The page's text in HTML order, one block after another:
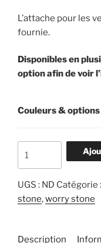
L’attache pour les
fournie.
Disponibles en
option afin de voir
Couleurs & options
de
stones
UGS : ND Catégorie :
stone,worry stone
Description